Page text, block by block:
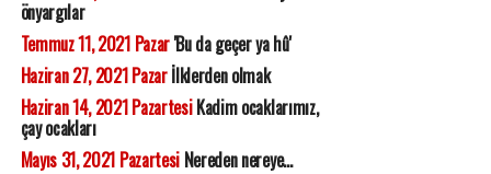
önyargılar
Temmuz 11, 2021 Pazar'Bu da geçer ya hû'
Haziran 27, 2021 Pazarİlklerden olmak
Haziran 14, 2021 PazartesiKadim ocaklarımız,
çay ocakları
Mayıs 31, 2021 PazartesiNereden nereye...